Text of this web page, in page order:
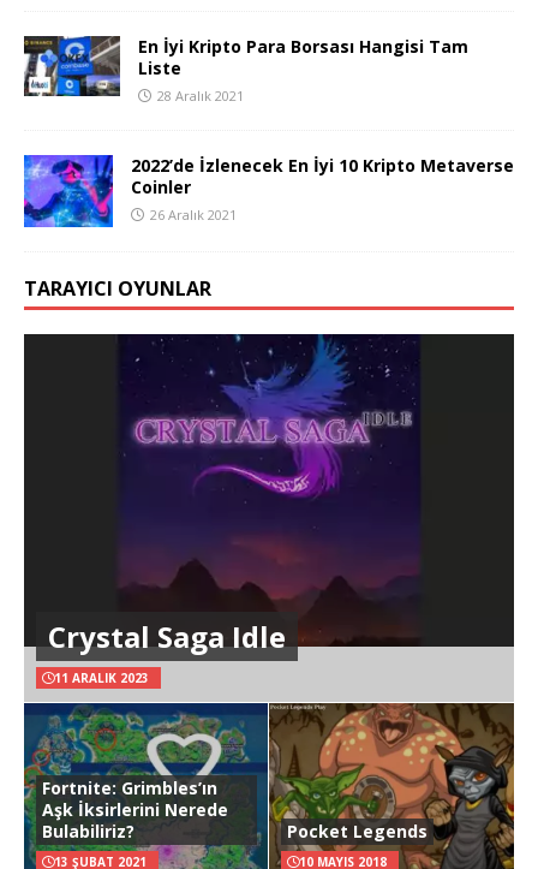
En İyi Kripto Para Borsası Hangisi Tam
Liste
28 Aralık 2021
2022’de İzlenecek En İyi 10 Kripto Metaverse
Coinler
26 Aralık 2021
TARAYICI OYUNLAR
Crystal Saga Idle
11 ARALIK 2023
Fortnite: Grimbles’ın
Aşk İksirlerini Nerede
Bulabiliriz?
13 ŞUBAT 2021
Pocket Legends
10 MAYIS 2018